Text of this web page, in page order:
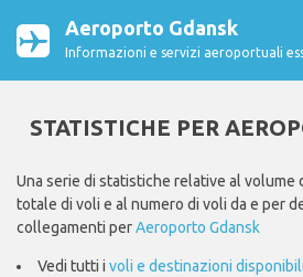
Aeroporto Gdansk
Informazioni e servizi aeroportuali
STATISTICHE PER
Una serie di statistiche relative al volume
totale di voli e al numero di voli da e per
collegamenti perAeroporto Gdansk
Vedi tutti i voli e destinazioni